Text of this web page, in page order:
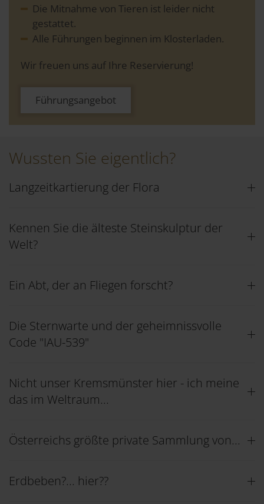
Die Mitnahme von Tieren ist leider nicht
gestattet.
Alle Führungen beginnen im Klosterladen.
Wir freuen uns auf Ihre Reservierung!
Führungsangebot
Wussten Sie eigentlich?
Langzeitkartierung der Flora
Kennen Sie die älteste Steinskulptur der
Welt?
Ein Abt, der an Fliegen forscht?
Die Sternwarte und der geheimnissvolle
Code "IAU-539"
Nicht unser Kremsmünster hier - ich meine
das im Weltraum...
Österreichs größte private Sammlung von...
Erdbeben?... hier??